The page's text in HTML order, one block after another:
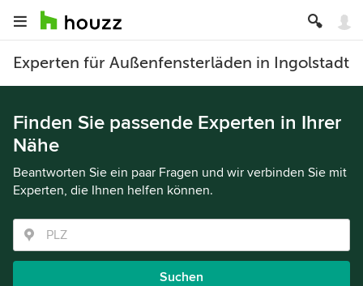
Experten für Außenfensterläden in Ingolstadt
Finden Sie passende Experten in Ihrer
Nähe
Beantworten Sie ein paar Fragen und wir verbinden Sie mit
Experten, die Ihnen helfen können.
Suchen